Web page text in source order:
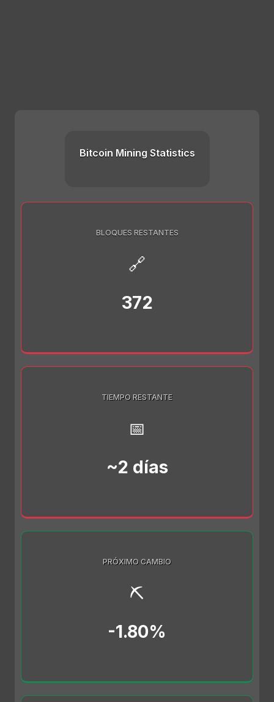
Bitcoin Mining Statistics
BLOQUES RESTANTES
🔗
372
TIEMPO RESTANTE
📅
~2 días
PRÓXIMO CAMBIO
⛏️
-1.80%